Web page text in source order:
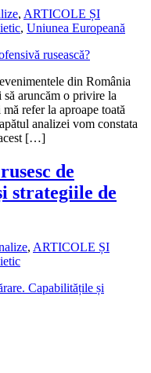
, ARTICOLE ȘI
, Uniunea Europeană
din România
aruncăm o privire la
refer la aproape toată
analizei vom constata
[…]
de
strategiile de
, ARTICOLE ȘI